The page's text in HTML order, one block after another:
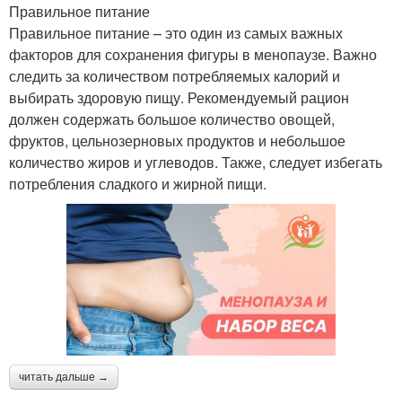
Правильное питание
Правильное питание – это один из самых важных
факторов для сохранения фигуры в менопаузе. Важно
следить за количеством потребляемых калорий и
выбирать здоровую пищу. Рекомендуемый рацион
должен содержать большое количество овощей,
фруктов, цельнозерновых продуктов и небольшое
количество жиров и углеводов. Также, следует избегать
потребления сладкого и жирной пищи.
читать дальше →